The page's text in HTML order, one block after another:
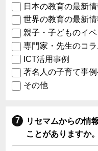
日本の教育の最新情
世界の教育の最新情
親子・子どものイ
専門家・先生のコラ
ICT活用事例
著名人の子育て事
その他
リセマムからの情
ことがありますか。